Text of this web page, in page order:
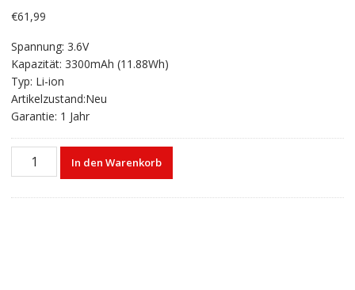
€61,99
Spannung: 3.6V
Kapazität: 3300mAh (11.88Wh)
Typ: Li-ion
Artikelzustand:Neu
Garantie: 1 Jahr
Akku
In den Warenkorb